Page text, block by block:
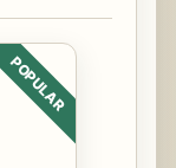
POPULAR